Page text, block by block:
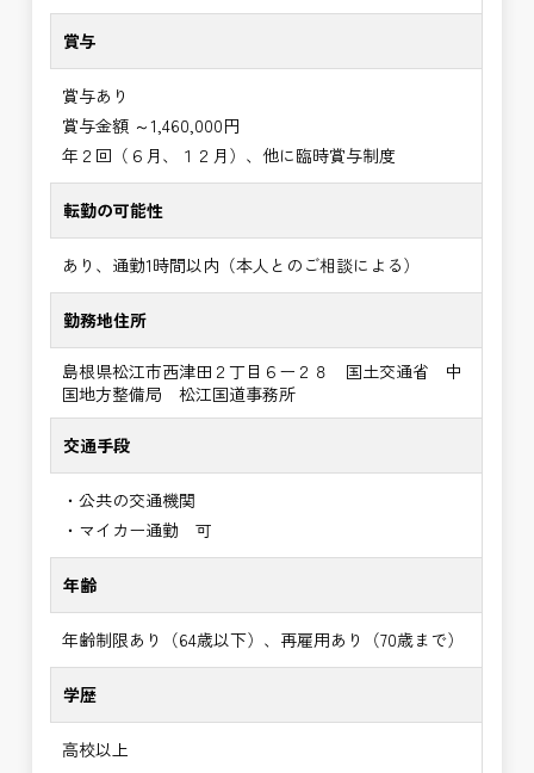
賞与
賞与あり
賞与金額 ～1,460,000円
年２回（６月、１２月）、他に臨時賞与制度
転勤の可能性
あり、通勤1時間以内（本人とのご相談による）
勤務地住所
島根県松江市西津田２丁目６ー２８ 国土交通省 中
国地方整備局 松江国道事務所
交通手段
・公共の交通機関
・マイカー通勤 可
年齢
年齢制限あり（64歳以下）、再雇用あり（70歳まで）
学歴
高校以上